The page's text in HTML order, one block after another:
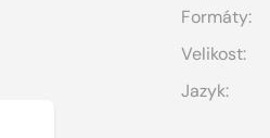
Formáty:
Velikost:
Jazyk: